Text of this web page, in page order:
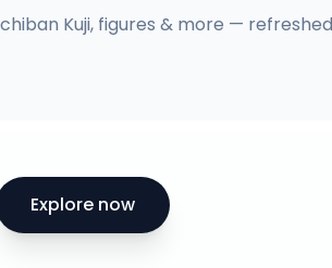
Kuji, figures & more —
Explore now